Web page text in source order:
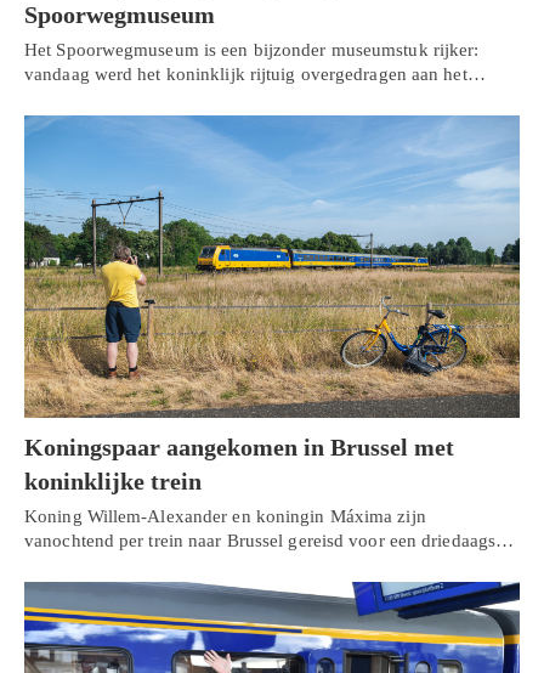
Spoorwegmuseum
Het Spoorwegmuseum is een bijzonder museumstuk rijker:
vandaag werd het koninklijk rijtuig overgedragen aan het…
Koningspaar aangekomen in Brussel met
koninklijke trein
Koning Willem-Alexander en koningin Máxima zijn
vanochtend per trein naar Brussel gereisd voor een driedaags…